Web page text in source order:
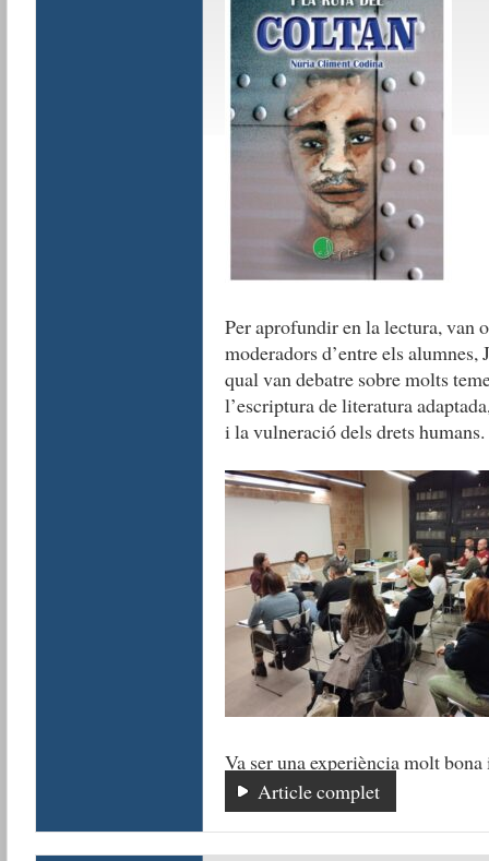
Per aprofundir en la lectura, van
moderadors d’entre els
qual van debatre sobre molts
l’escriptura de literatura
i la vulneració dels drets humans.
Va ser una experiència molt
Article complet